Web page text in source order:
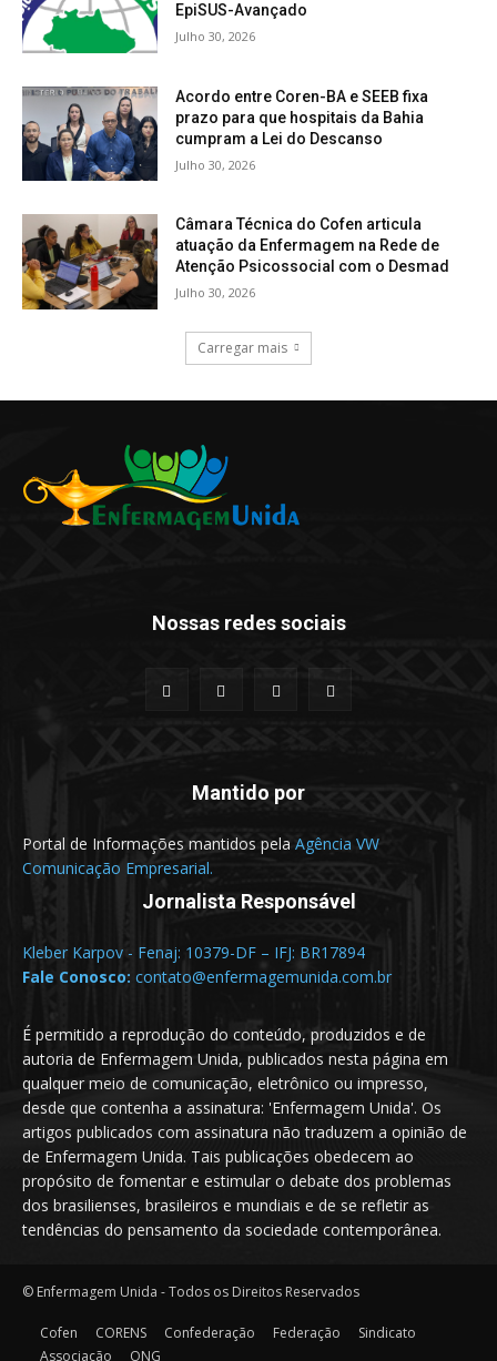
EpiSUS-Avançado
Julho 30, 2026
Acordo entre Coren-BA e SEEB fixa
prazo para que hospitais da Bahia
cumpram a Lei do Descanso
Julho 30, 2026
Câmara Técnica do Cofen articula
atuação da Enfermagem na Rede de
Atenção Psicossocial com o Desmad
Julho 30, 2026
Carregar mais
Nossas redes sociais
Mantido por
Portal de Informações mantidos pela Agência VW
Comunicação Empresarial.
Jornalista Responsável
Kleber Karpov - Fenaj: 10379-DF – IFJ: BR17894
Fale Conosco: contato@enfermagemunida.com.br
É permitido a reprodução do conteúdo, produzidos e de
autoria de Enfermagem Unida, publicados nesta página em
qualquer meio de comunicação, eletrônico ou impresso,
desde que contenha a assinatura: 'Enfermagem Unida'. Os
artigos publicados com assinatura não traduzem a opinião de
de Enfermagem Unida. Tais publicações obedecem ao
propósito de fomentar e estimular o debate dos problemas
dos brasilienses, brasileiros e mundiais e de se refletir as
tendências do pensamento da sociedade contemporânea.
© Enfermagem Unida - Todos os Direitos Reservados
Cofen CORENS Confederação Federação
Sindicato
Associação
ONG